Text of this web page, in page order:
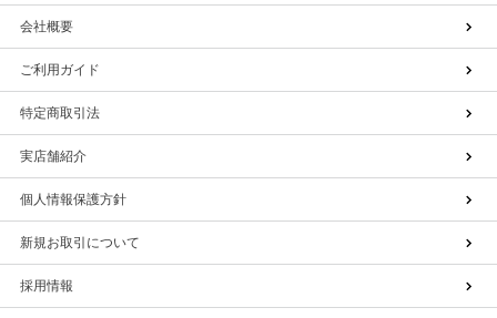
会社概要
ご利用ガイド
特定商取引法
実店舗紹介
個人情報保護方針
新規お取引について
採用情報